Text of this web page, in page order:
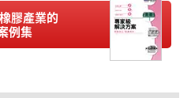
膠產業的
例集